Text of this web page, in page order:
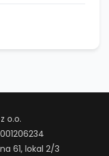
o.o.
61, lokal 2/3